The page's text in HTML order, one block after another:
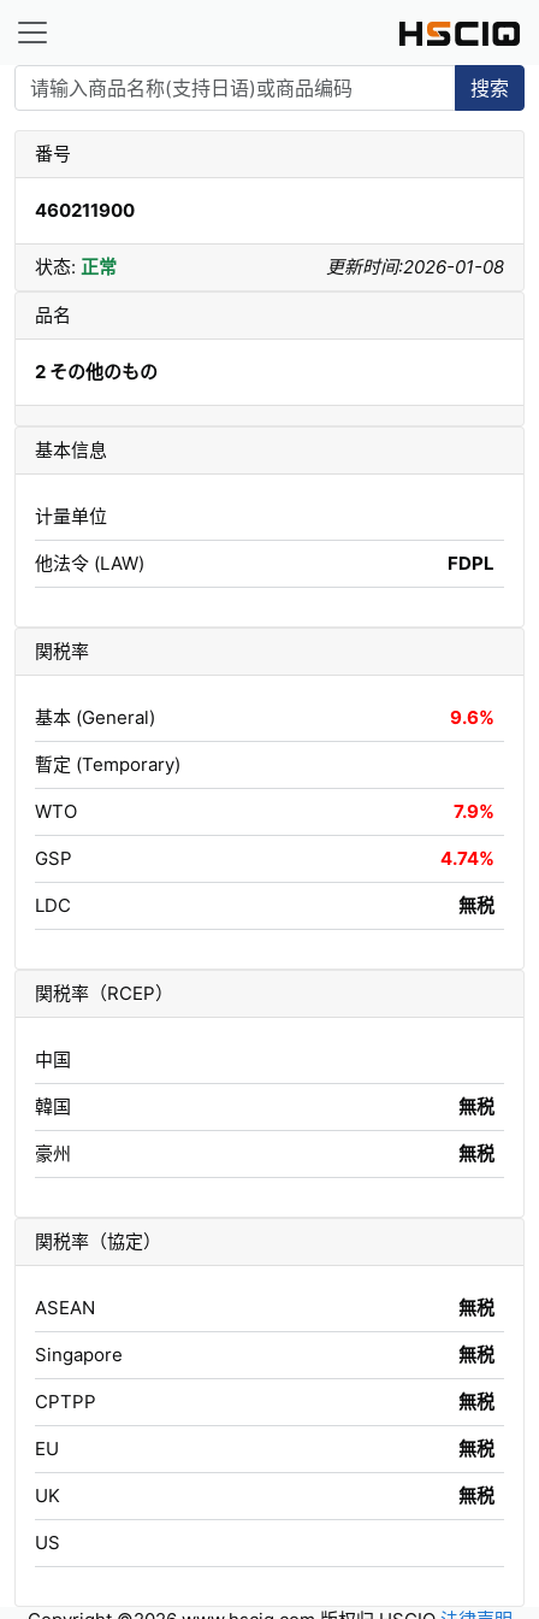
搜索
番号
460211900
状态: 正常 更新时间:2026-01-08
品名
2 その他のもの
基本信息
计量单位
他法令 (LAW) FDPL
関税率
基本 (General) 9.6%
暫定 (Temporary)
WTO 7.9%
GSP 4.74%
LDC 無税
関税率（RCEP）
中国
韓国 無税
豪州 無税
関税率（協定）
ASEAN 無税
Singapore 無税
CPTPP 無税
EU 無税
UK 無税
US